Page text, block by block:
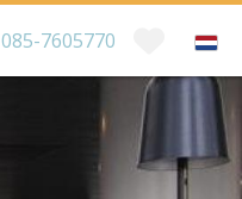
085-7605770